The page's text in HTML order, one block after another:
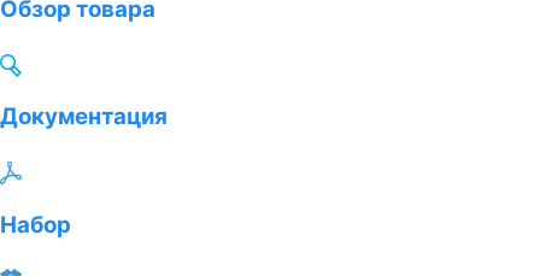
Обзор товара
Документация
Набор